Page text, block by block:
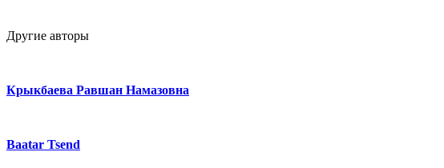
Другие авторы
Крыкбаева Равшан Намазовна
Baatar Tsend